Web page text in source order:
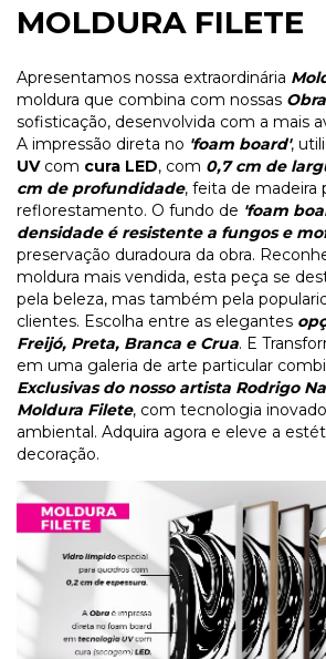
MOLDURA FILETE
Apresentamos nossa extraordinária
moldura que combina com nossas
sofisticação, desenvolvida com a mais
A impressão direta no 'foam board',
UV com cura LED, com 0,7 cm de
cm de profundidade, feita de madeira
reflorestamento. O fundo de 'foam
densidade é resistente a fungos e
preservação duradoura da obra.
moldura mais vendida, esta peça se
pela beleza, mas também pela
clientes. Escolha entre as elegantes
Freijó, Preta, Branca e Crua. E
em uma galeria de arte particular
Exclusivas do nosso artista Rodrigo
Moldura Filete, com tecnologia
ambiental. Adquira agora e eleve a
decoração.